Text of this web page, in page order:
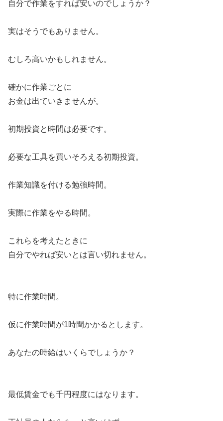
自分で作業をすれば安いのでしょうか？
実はそうでもありません。
むしろ高いかもしれません。
確かに作業ごとに
お金は出ていきませんが。
初期投資と時間は必要です。
必要な工具を買いそろえる初期投資。
作業知識を付ける勉強時間。
実際に作業をやる時間。
これらを考えたときに
自分でやれば安いとは言い切れません。
特に作業時間。
仮に作業時間が1時間かかるとします。
あなたの時給はいくらでしょうか？
最低賃金でも千円程度にはなります。